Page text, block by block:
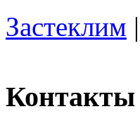
Застеклим |
Контакты